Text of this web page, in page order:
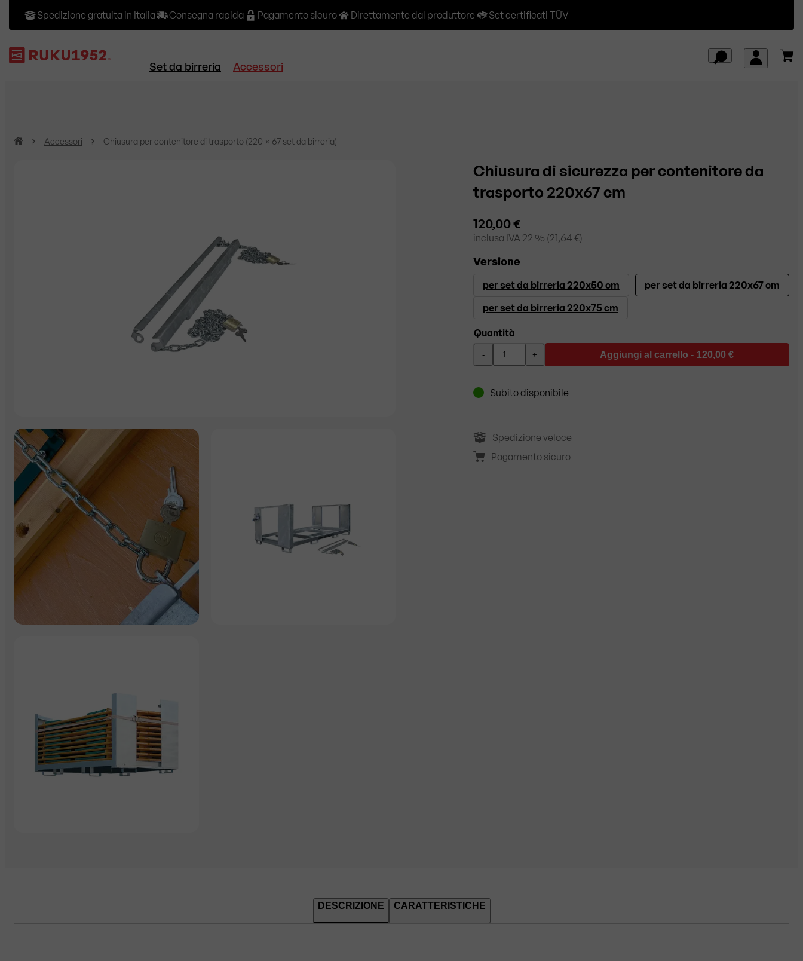
Spedizione gratuita in Italia Consegna rapida Pagamento sicuro Direttamente dal produttore Set certificati TÜV
Set da birreria Accessori
Accessori Chiusura per contenitore di trasporto (220 × 67 set da birreria)
Chiusura di sicurezza per contenitore da
trasporto 220x67 cm
120,00 €
inclusa IVA 22 % (21,64 €)
Versione
per set da birreria 220x50 cm
per set da birreria 220x67 cm
per set da birreria 220x75 cm
Quantità
- + Aggiungi al carrello - 120,00 €
Subito disponibile
Spedizione veloce
Pagamento sicuro
DESCRIZIONE CARATTERISTICHE